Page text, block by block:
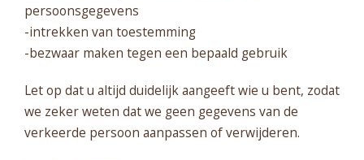
persoonsgegevens
-intrekken van toestemming
-bezwaar maken tegen een bepaald gebruik
Let op dat u altijd duidelijk aangeeft wie u bent, zodat
we zeker weten dat we geen gegevens van de
verkeerde persoon aanpassen of verwijderen.